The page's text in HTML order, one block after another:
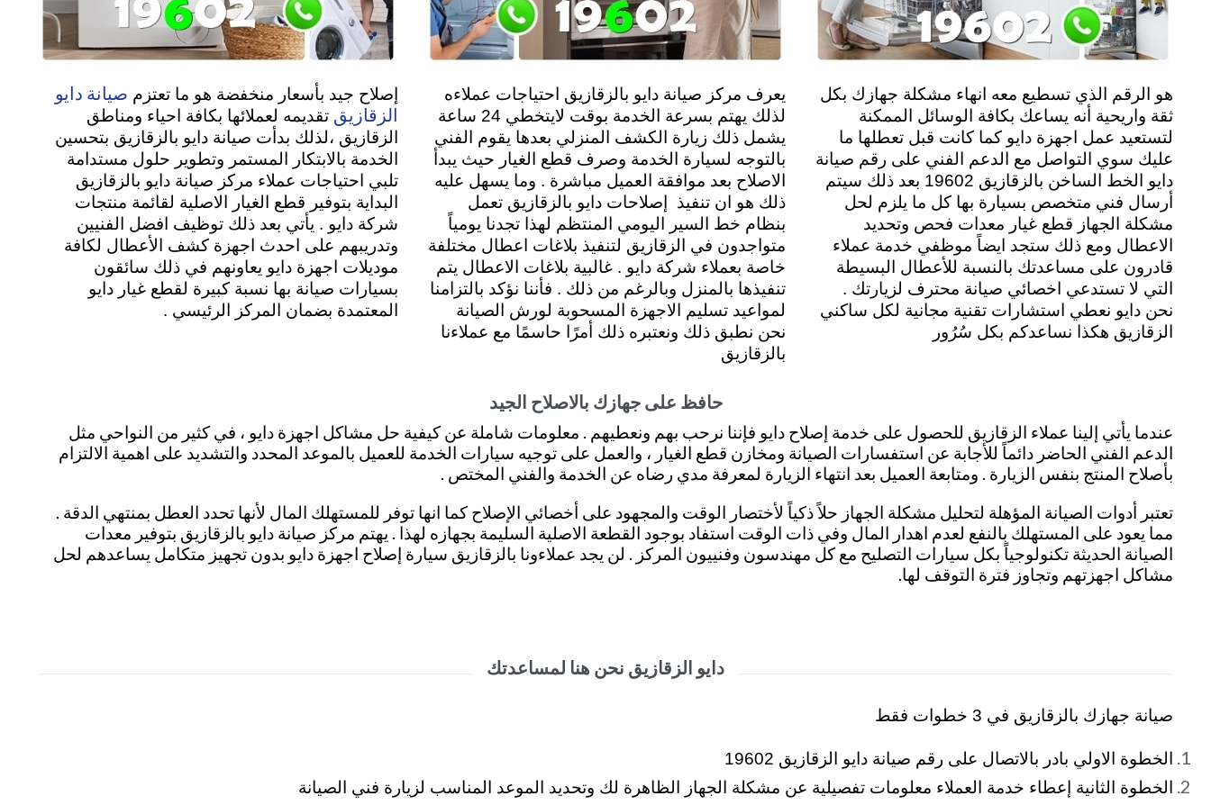
إصلاح جيد بأسعار منخفضة هو ما تعتزم صيانة دايو
الزقازيق تقديمه لعملائها بكافة احياء ومناطق
الزقازيق ،لذلك بدأت صيانة دايو بالزقازيق بتحسين
الخدمة بالابتكار المستمر وتطوير حلول مستدامة
تلبي احتياجات عملاء مركز صيانة دايو بالزقازيق
البداية بتوفير قطع الغيار الاصلية لقائمة منتجات
شركة دايو . يأتي بعد ذلك توظيف افضل الفنيين
وتدريبهم على احدث اجهزة كشف الأعطال لكافة
موديلات اجهزة دايو يعاونهم في ذلك سائقون
بسيارات صيانة بها نسبة كبيرة لقطع غيار دايو
المعتمدة بضمان المركز الرئيسي .
يعرف مركز صيانة دايو بالزقازيق احتياجات عملاءه
لذلك يهتم بسرعة الخدمة بوقت لايتخطي 24 ساعة
يشمل ذلك زيارة الكشف المنزلي بعدها يقوم الفني
بالتوجه لسيارة الخدمة وصرف قطع الغيار حيث يبدأ
الاصلاح بعد موافقة العميل مباشرة . وما يسهل عليه
ذلك هو ان تنفيذ إصلاحات دايو بالزقازيق تعمل
بنظام خط السير اليومي المنتظم لهذا تجدنا يومياً
متواجدون في الزقازيق لتنفيذ بلاغات اعطال مختلفة
خاصة بعملاء شركة دايو . غالبية بلاغات الاعطال يتم
تنفيذها بالمنزل وبالرغم من ذلك . فأننا نؤكد بالتزامنا
لمواعيد تسليم الاجهزة المسحوبة لورش الصيانة
نحن نطبق ذلك ونعتبره ذلك أمرًا حاسمًا مع عملاءنا
بالزقازيق
هو الرقم الذي تسطيع معه انهاء مشكلة جهازك بكل
ثقة واريحية أنه يساعك بكافة الوسائل الممكنة
لتستعيد عمل اجهزة دايو كما كانت قبل تعطلها ما
عليك سوي التواصل مع الدعم الفني على رقم صيانة
دايو الخط الساخن بالزقازيق 19602 بعد ذلك سيتم
أرسال فني متخصص بسيارة بها كل ما يلزم لحل
مشكلة الجهاز قطع غيار معدات فحص وتحديد
الاعطال ومع ذلك ستجد ايضاً موظفي خدمة عملاء
قادرون على مساعدتك بالنسبة للأعطال البسيطة
التي لا تستدعي اخصائي صيانة محترف لزيارتك .
نحن دايو نعطي استشارات تقنية مجانية لكل ساكني
الزقازيق هكذا نساعدكم بكل سُرُور
حافظ على جهازك بالاصلاح الجيد
عندما يأتي إلينا عملاء الزقازيق للحصول على خدمة إصلاح دايو فإننا نرحب بهم ونعطيهم . معلومات شاملة عن كيفية حل مشاكل اجهزة دايو ، في كثير من النواحي مثل
الدعم الفني الحاضر دائماً للأجابة عن استفسارات الصيانة ومخازن قطع الغيار ، والعمل على توجيه سيارات الخدمة للعميل بالموعد المحدد والتشديد على اهمية الالتزام
بأصلاح المنتج بنفس الزيارة . ومتابعة العميل بعد انتهاء الزيارة لمعرفة مدي رضاه عن الخدمة والفني المختص .
تعتبر أدوات الصيانة المؤهلة لتحليل مشكلة الجهاز حلاً ذكياً لأختصار الوقت والمجهود على أخصائي الإصلاح كما انها توفر للمستهلك المال لأنها تحدد العطل بمنتهي الدقة .
مما يعود على المستهلك بالنفع لعدم اهدار المال وفي ذات الوقت استفاد بوجود القطعة الاصلية السليمة بجهازه لهذا . يهتم مركز صيانة دايو بالزقازيق بتوفير معدات
الصيانة الحديثة تكنولوجياً بكل سيارات التصليح مع كل مهندسون وفنييون المركز . لن يجد عملاءونا بالزقازيق سيارة إصلاح اجهزة دايو بدون تجهيز متكامل يساعدهم لحل
مشاكل اجهزتهم وتجاوز فترة التوقف لها.
دايو الزقازيق نحن هنا لمساعدتك
صيانة جهازك بالزقازيق في 3 خطوات فقط
الخطوة الاولي بادر بالاتصال على رقم صيانة دايو الزقازيق 19602
الخطوة الثانية إعطاء خدمة العملاء معلومات تفصيلية عن مشكلة الجهاز الظاهرة لك وتحديد الموعد المناسب لزيارة فني الصيانة